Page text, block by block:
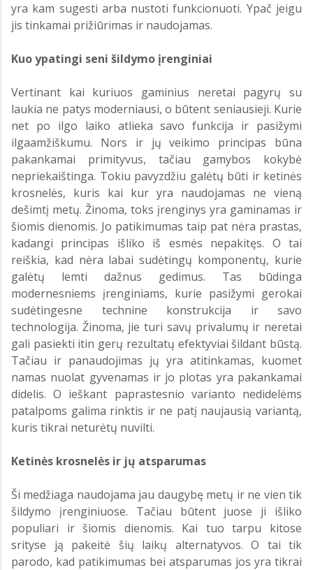
yra kam sugesti arba nustoti funkcionuoti. Ypač jeigu
jis tinkamai prižiūrimas ir naudojamas.
Kuo ypatingi seni šildymo įrenginiai
Vertinant kai kuriuos gaminius neretai pagyrų su
laukia ne patys moderniausi, o būtent seniausieji. Kurie
net po ilgo laiko atlieka savo funkcija ir pasižymi
ilgaamžiškumu. Nors ir jų veikimo principas būna
pakankamai primityvus, tačiau gamybos kokybė
nepriekaištinga. Tokiu pavyzdžiu galėtų būti ir ketinės
krosnelės, kuris kai kur yra naudojamas ne vieną
dešimtį metų. Žinoma, toks įrenginys yra gaminamas ir
šiomis dienomis. Jo patikimumas taip pat nėra prastas,
kadangi principas išliko iš esmės nepakitęs. O tai
reiškia, kad nėra labai sudėtingų komponentų, kurie
galėtų lemti dažnus gedimus. Tas būdinga
modernesniems įrenginiams, kurie pasižymi gerokai
sudėtingesne technine konstrukcija ir savo
technologija. Žinoma, jie turi savų privalumų ir neretai
gali pasiekti itin gerų rezultatų efektyviai šildant būstą.
Tačiau ir panaudojimas jų yra atitinkamas, kuomet
namas nuolat gyvenamas ir jo plotas yra pakankamai
didelis. O ieškant paprastesnio varianto nedidelėms
patalpoms galima rinktis ir ne patį naujausią variantą,
kuris tikrai neturėtų nuvilti.
Ketinės krosnelės ir jų atsparumas
Ši medžiaga naudojama jau daugybę metų ir ne vien tik
šildymo įrenginiuose. Tačiau būtent juose ji išliko
populiari ir šiomis dienomis. Kai tuo tarpu kitose
srityse ją pakeitė šių laikų alternatyvos. O tai tik
parodo, kad patikimumas bei atsparumas jos yra tikrai